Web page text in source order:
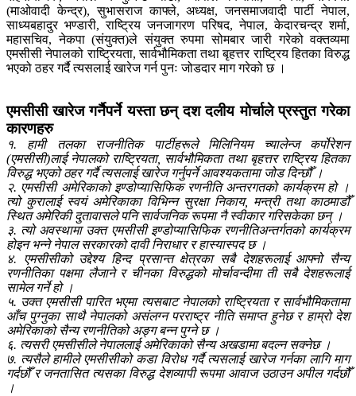
(माओवादी केन्द्र), सुभासराज काफ्ले, अध्यक्ष, जनसमाजवादी पार्टी नेपाल,
साध्यबहादुर भण्डारी, राष्ट्रिय जनजागरण परिषद, नेपाल, केदारचन्द्र शर्मा,
महासचिव, नेकपा (संयुक्त)ले संयुक्त रुपमा सोमबार जारी गरेको वक्तव्यमा
एमसीसी नेपालको राष्ट्रियता, सार्वभौमिकता तथा बृहत्तर राष्ट्रिय हितका विरुद्ध
भएको ठहर गर्दै त्यसलाई खारेज गर्न पुनः जोडदार माग गरेको छ ।
एमसीसी खारेज गर्नैपर्ने यस्ता छन् दश दलीय मोर्चाले प्रस्तुत गरेका
कारणहरु
१. हामी तलका राजनीतिक पार्टीहरूले मिलिनियम च्यालेन्ज कर्पोरेशन
(एमसीसी)लाई नेपालको राष्ट्रियता, सार्वभौमिकता तथा बृहत्तर राष्ट्रिय हितका
विरुद्ध भएको ठहर गर्दै त्यसलाई खारेज गर्नुपर्ने आवश्यकतामा जोड दिन्छौँ ।
२. एमसीसी अमेरिकाको इण्डोप्यासिफिक रणनीति अन्तरगतको कार्यक्रम हो ।
त्यो कुरालाई स्वयं अमेरिकाका विभिन्न सुरक्षा निकाय, मन्त्री तथा काठमाडौँ
स्थित अमेरिकी दुतावासले पनि सार्वजनिक रूपमा नै स्वीकार गरिसकेका छन् ।
३. त्यो अवस्थामा उक्त एमसीसी इण्डोप्यासिफिक रणनीतिअन्तर्गतको कार्यक्रम
होइन भन्ने नेपाल सरकारको दावी निराधार र हास्यास्पद छ ।
४. एमसीसीको उद्देश्य हिन्द प्रसान्त क्षेत्रका सबै देशहरूलाई आफ्नो सैन्य
रणनीतिका पक्षमा लैजाने र चीनका विरुद्धको मोर्चावन्दीमा ती सबै देशहरूलाई
सामेल गर्ने हो ।
५. उक्त एमसीसी पारित भएमा त्यसबाट नेपालको राष्ट्रियता र सार्वभौमिकतामा
आँच पुग्नुका साथै नेपालको असंलग्न परराष्ट्र नीति समाप्त हुनेछ र हाम्रो देश
अमेरिकाको सैन्य रणनीतिको अङ्ग बन्न पुग्ने छ ।
६. त्यसरी एमसीसीले नेपाललाई अमेरिकाको सैन्य अखडामा बदल्न सक्नेछ ।
७. त्यसैले हामीले एमसीसीको कडा विरोध गर्दै त्यसलाई खारेज गर्नका लागि माग
गर्दछौँ र जनतासित त्यसका विरुद्ध देशव्यापी रूपमा आवाज उठाउन अपील गर्दछौँ
।